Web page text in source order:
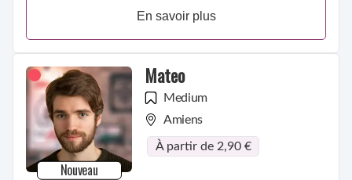
En savoir plus
Nouveau
Mateo
Medium
Amiens
À partir de 2,90 €